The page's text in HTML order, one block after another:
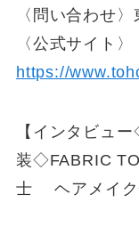
〈問い合わせ
〈公式サイト〉
https://
【インタビ
装◇FABRIC
士 ヘアメイク